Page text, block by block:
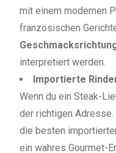
mit einem modernen
französischen
interpretiert werden.
Importierte
Wenn du ein Steak-
der richtigen
die besten
ein wahres Gourmet-